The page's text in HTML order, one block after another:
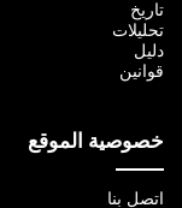
تاريخ
تحليلات
دليل
قوانين
خصوصية الموقع
اتصل بنا